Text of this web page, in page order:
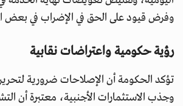
وفرض قيود على الحق في الإضراب في بعض
رؤية حكومية واعتراضات نقابية
تؤكد الحكومة أن الإصلاحات ضرورية
وجذب الاستثمارات الأجنبية، معتبرة أن